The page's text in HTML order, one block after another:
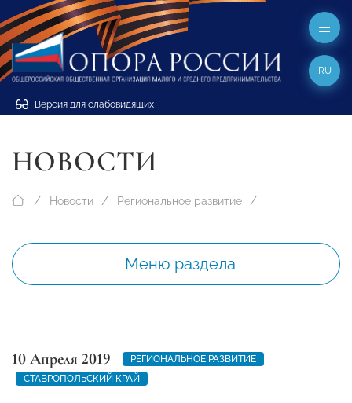
Версия для слабовидящих
RU
НОВОСТИ
Новости Региональное развитие
Меню раздела
10 Апреля 2019
РЕГИОНАЛЬНОЕ РАЗВИТИЕ
СТАВРОПОЛЬСКИЙ КРАЙ